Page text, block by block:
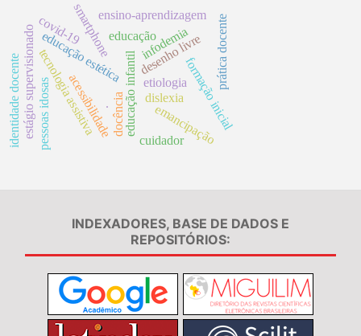
desenho livre
educação infantil
educação estética
acessibilidade
tecnologia assistiva dislexia
smartphone
.
estágio supervisionado formação inicial
identidade docente docência
prática docente
ensino-aprendizagem
emancipação
etiologia
educação
cuidador
pessoas idosas
infodemia
covid-19
INDEXADORES, BASE DE DADOS E
REPOSITÓRIOS: